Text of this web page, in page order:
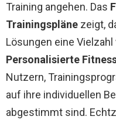
Training angehen. Das
Trainingspläne zeigt,
Lösungen eine
Personalisierte
Nutzern,
auf ihre individuellen
abgestimmt sind.